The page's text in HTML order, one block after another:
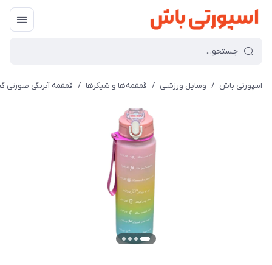
اسپورتی باش / وسایل ورزشـی / قمقمه‌ها و شیکرها / قمقمه آبرنگی صورتی